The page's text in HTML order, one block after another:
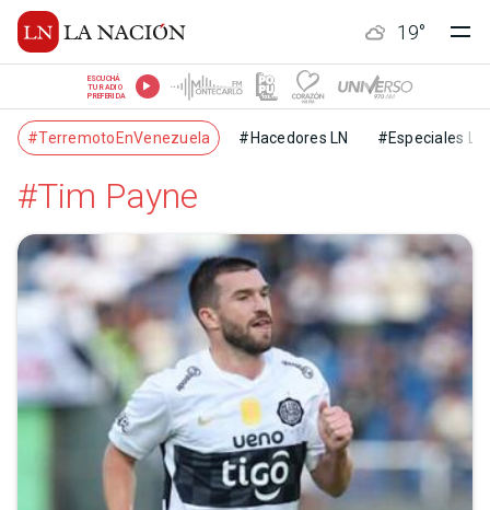
19°
ESCUCHÁ
TU RADIO
PREFERIDA
#TerremotoEnVenezuela #Hacedores LN #Especiales LN
#Tim Payne